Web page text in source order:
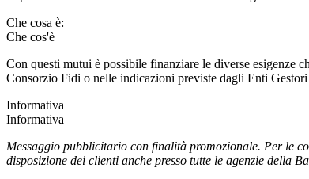
Che cosa è:
Che cos'è
Con questi mutui è possibile finanziare le diverse esigenze
Consorzio Fidi o nelle indicazioni previste dagli Enti
Informativa
Informativa
Messaggio pubblicitario con finalità promozionale. Per le
disposizione dei clienti anche presso tutte le agenzie della